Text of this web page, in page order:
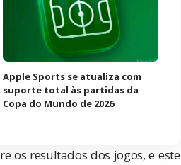
Apple Sports se atualiza com
suporte total às partidas da
Copa do Mundo de 2026
os resultados dos jogos, e este